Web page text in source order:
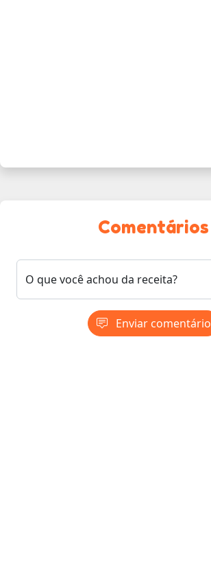
Comentários
O que você achou da receita?
Enviar comentário